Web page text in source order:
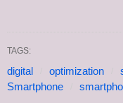
TAGS:
digital optimization
Smartphone